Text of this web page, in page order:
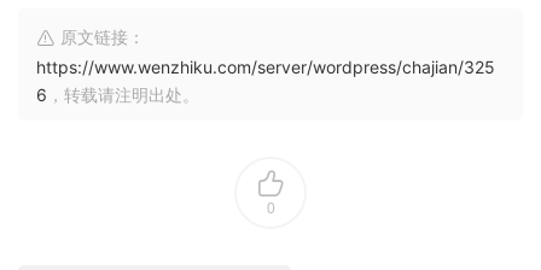
原文链接：
https://www.wenzhiku.com/server/wordpress/chajian/325
6 ，转载请注明出处。
0